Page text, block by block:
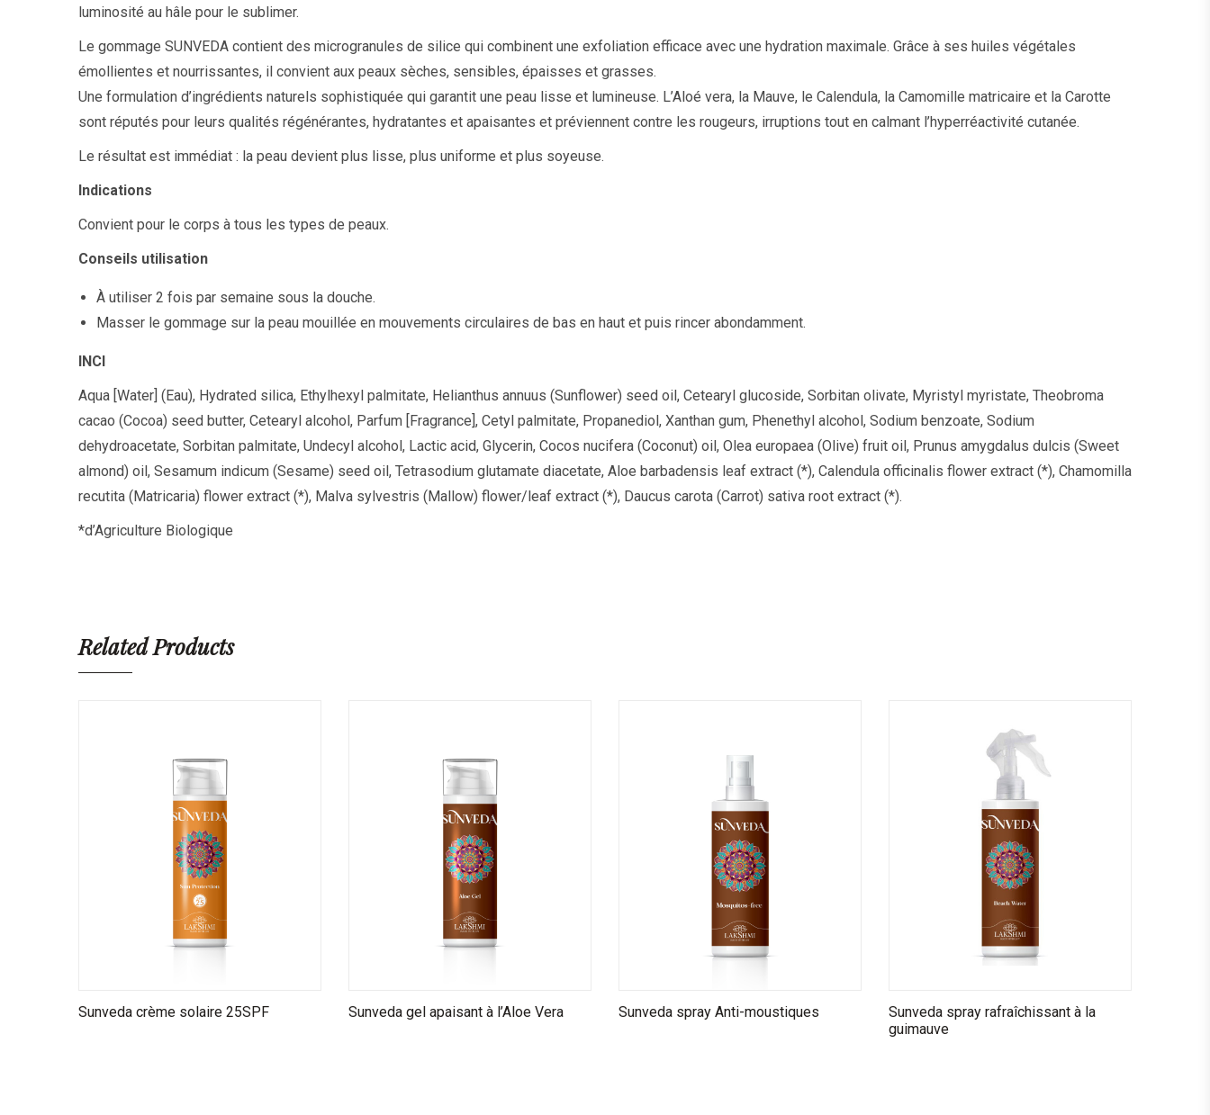
luminosité au hâle pour le sublimer.
Le gommage SUNVEDA contient des microgranules de silice qui combinent une exfoliation efficace avec une hydration maximale. Grâce à ses huiles végétales
émollientes et nourrissantes, il convient aux peaux sèches, sensibles, épaisses et grasses.
Une formulation d’ingrédients naturels sophistiquée qui garantit une peau lisse et lumineuse. L’Aloé vera, la Mauve, le Calendula, la Camomille matricaire et la Carotte
sont réputés pour leurs qualités régénérantes, hydratantes et apaisantes et préviennent contre les rougeurs, irruptions tout en calmant l’hyperréactivité cutanée.
Le résultat est immédiat : la peau devient plus lisse, plus uniforme et plus soyeuse.
Indications
Convient pour le corps à tous les types de peaux.
Conseils utilisation
À utiliser 2 fois par semaine sous la douche.
Masser le gommage sur la peau mouillée en mouvements circulaires de bas en haut et puis rincer abondamment.
INCI
Aqua [Water] (Eau), Hydrated silica, Ethylhexyl palmitate, Helianthus annuus (Sunflower) seed oil, Cetearyl glucoside, Sorbitan olivate, Myristyl myristate, Theobroma
cacao (Cocoa) seed butter, Cetearyl alcohol, Parfum [Fragrance], Cetyl palmitate, Propanediol, Xanthan gum, Phenethyl alcohol, Sodium benzoate, Sodium
dehydroacetate, Sorbitan palmitate, Undecyl alcohol, Lactic acid, Glycerin, Cocos nucifera (Coconut) oil, Olea europaea (Olive) fruit oil, Prunus amygdalus dulcis (Sweet
almond) oil, Sesamum indicum (Sesame) seed oil, Tetrasodium glutamate diacetate, Aloe barbadensis leaf extract (*), Calendula officinalis flower extract (*), Chamomilla
recutita (Matricaria) flower extract (*), Malva sylvestris (Mallow) flower/leaf extract (*), Daucus carota (Carrot) sativa root extract (*).
*d’Agriculture Biologique
Related Products
Sunveda crème solaire 25SPF Sunveda gel apaisant à l’Aloe Vera Sunveda spray Anti-moustiques
Sunveda spray rafraîchissant à la
guimauve